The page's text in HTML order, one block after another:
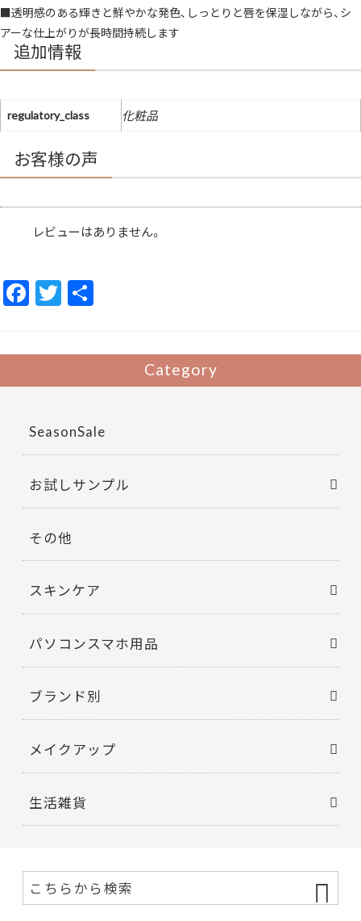
■透明感のある輝きと鮮やかな発色、しっとりと唇を保湿しながら、シ
アーな仕上がりが長時間持続します
追加情報
regulatory_class 化粧品
お客様の声
レビューはありません。
F
ac
e
o
o
k
T
w
itt
Category
SeasonSale
お試しサンプル
その他
スキンケア
パソコンスマホ用品
ブランド別
メイクアップ
生活雑貨